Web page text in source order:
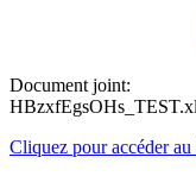
Document joint:
Cliquez pour accéder